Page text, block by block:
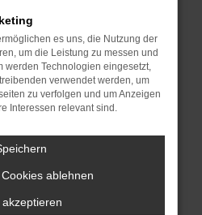
dem neuesten Stand
birgt nicht nur ein
kann auch dazu
Funktionen nicht mehr
Webseitenbetreiber.
Schritte versucht
bitte. Wir werden
zu beheben. Du kannst
um uns bei der
es uns, die Nutzung der
um die Leistung zu messen und
werden Technologien eingesetzt,
verwendet werden, um
zu verfolgen und um Anzeigen
Interessen relevant sind.
ablehnen
akzeptieren